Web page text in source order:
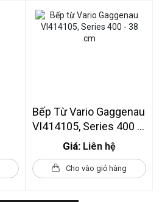
Bếp Từ Vario Gaggenau
VI414105, Series 400 -
38 CmGiá: Liên hệ
Cho vào giỏ hàng